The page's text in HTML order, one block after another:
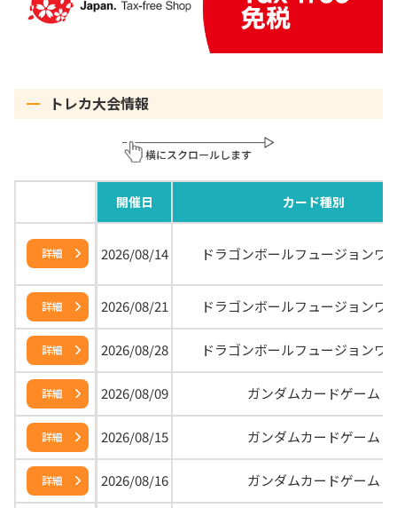
トレカ大会情報
開催日 カード種別
詳細 2026/08/14 ドラゴンボールフュージョンワ
詳細 2026/08/21 ドラゴンボールフュージョンワ
詳細 2026/08/28 ドラゴンボールフュージョンワ
詳細 2026/08/09 ガンダムカードゲーム
詳細 2026/08/15 ガンダムカードゲーム
詳細 2026/08/16 ガンダムカードゲーム